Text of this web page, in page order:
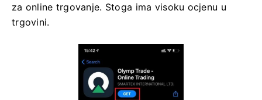
za online trgovanje. Stoga ima visoku ocjenu u
trgovini.